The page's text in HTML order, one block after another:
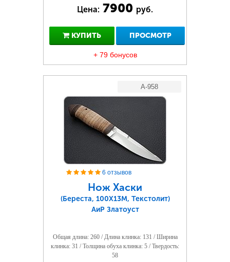
Цена: 7900 руб.
КУПИТЬ ПРОСМОТР
+ 79 бонусов
A-958
6 отзывов
Нож Хаски
(Береста, 100Х13М, Текстолит)
АиР Златоуст
Общая длина: 260 / Длина клинка: 131 / Ширина
клинка: 31 / Толщина обуха клинка: 5 / Твердость:
58